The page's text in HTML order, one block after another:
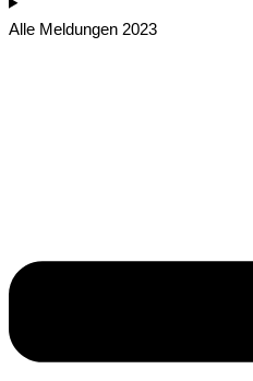
Alle Meldungen 2023